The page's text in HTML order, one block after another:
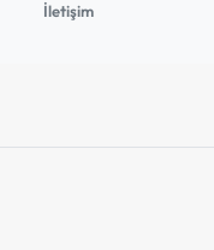
İletişim